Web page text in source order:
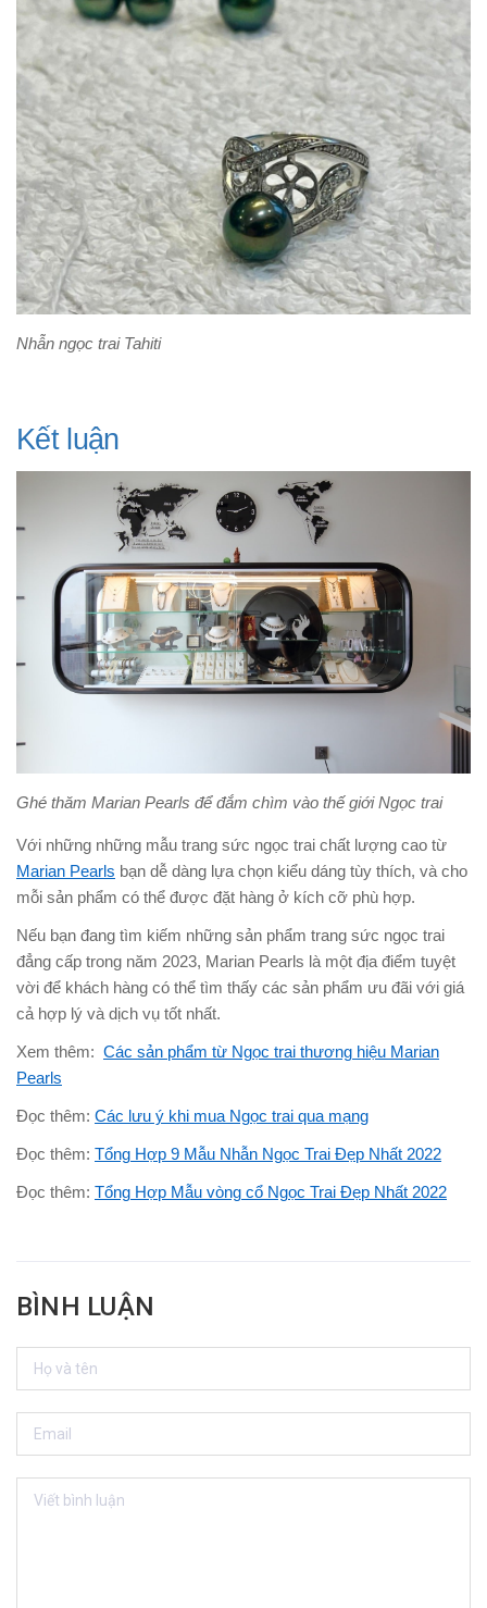
Nhẫn ngọc trai Tahiti
Kết luận
Ghé thăm Marian Pearls để đắm chìm vào thế giới Ngọc trai
Với những những mẫu trang sức ngọc trai chất lượng cao từ
Marian Pearls bạn dễ dàng lựa chọn kiểu dáng tùy thích, và cho
mỗi sản phẩm có thể được đặt hàng ở kích cỡ phù hợp.
Nếu bạn đang tìm kiếm những sản phẩm trang sức ngọc trai
đẳng cấp trong năm 2023, Marian Pearls là một địa điểm tuyệt
vời để khách hàng có thể tìm thấy các sản phẩm ưu đãi với giá
cả hợp lý và dịch vụ tốt nhất.
Xem thêm: Các sản phẩm từ Ngọc trai thương hiệu Marian
Pearls
Đọc thêm: Các lưu ý khi mua Ngọc trai qua mạng
Đọc thêm: Tổng Hợp 9 Mẫu Nhẫn Ngọc Trai Đẹp Nhất 2022
Đọc thêm: Tổng Hợp Mẫu vòng cổ Ngọc Trai Đẹp Nhất 2022
BÌNH LUẬN